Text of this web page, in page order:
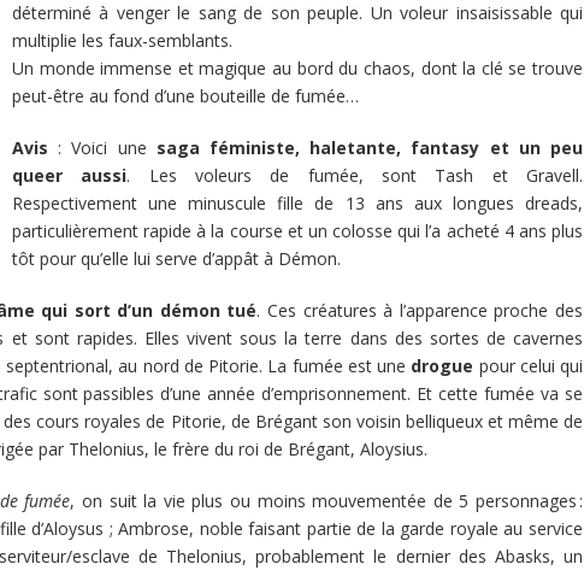
déterminé à venger le sang de son peuple. Un voleur insaisissable qui
multiplie les faux-semblants.
Un monde immense et magique au bord du chaos, dont la clé se trouve
peut-être au fond d’une bouteille de fumée…
Avis : Voici une saga féministe, haletante, fantasy et un peu
queer aussi. Les voleurs de fumée, sont Tash et Gravell.
Respectivement une minuscule fille de 13 ans aux longues dreads,
particulièrement rapide à la course et un colosse qui l’a acheté 4 ans plus
tôt pour qu’elle lui serve d’appât à Démon.
qui sort d’un démon tué. Ces créatures à l’apparence proche des
et sont rapides. Elles vivent sous la terre dans des sortes de cavernes
au nord de Pitorie. La fumée est une drogue pour celui qui
sont passibles d’une année d’emprisonnement. Et cette fumée va se
cours royales de Pitorie, de Brégant son voisin belliqueux et même de
par Thelonius, le frère du roi de Brégant, Aloysius.
fumée, on suit la vie plus ou moins mouvementée de 5 personnages :
d’Aloysus ; Ambrose, noble faisant partie de la garde royale au service
esclave de Thelonius, probablement le dernier des Abasks, un